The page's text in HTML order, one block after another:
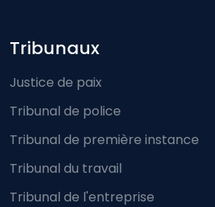
Footer-menu
Tribunaux
Justice de paix
Tribunal de police
Tribunal de première instance
Tribunal du travail
Tribunal de l'entreprise